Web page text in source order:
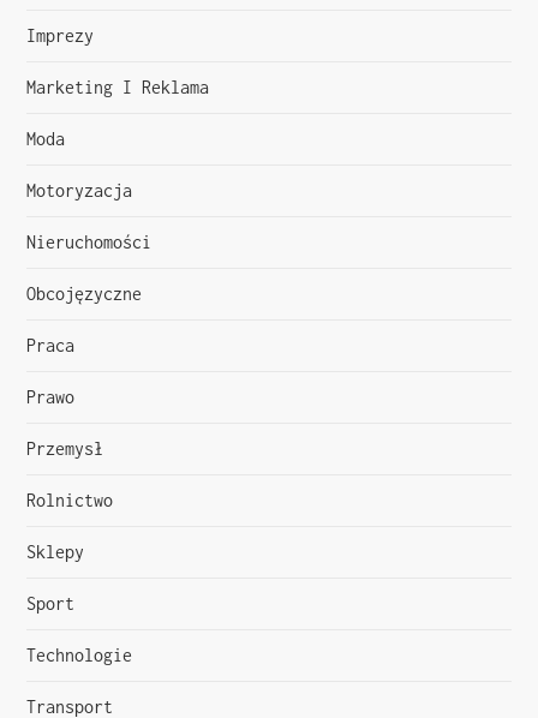
w
p
i
s
u
Imprezy
Marketing I Reklama
Moda
Motoryzacja
Nieruchomości
Obcojęzyczne
Praca
Prawo
Przemysł
Rolnictwo
Sklepy
Sport
Technologie
Transport